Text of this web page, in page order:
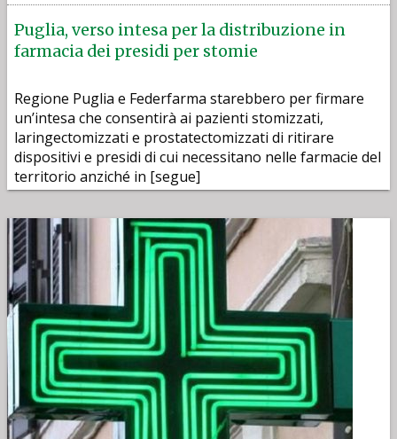
Puglia, verso intesa per la distribuzione in
farmacia dei presidi per stomie
Regione Puglia e Federfarma starebbero per firmare
un’intesa che consentirà ai pazienti stomizzati,
laringectomizzati e prostatectomizzati di ritirare
dispositivi e presidi di cui necessitano nelle farmacie del
territorio anziché in [segue]